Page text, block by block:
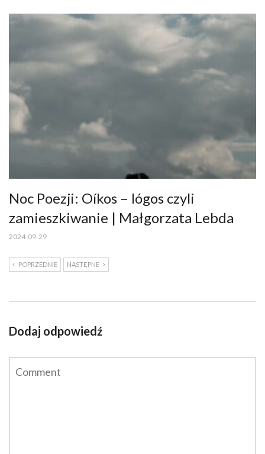
Noc Poezji: Oíkos – lógos czyli
zamieszkiwanie | Małgorzata Lebda
2024-09-29
POPRZEDNIE NASTĘPNE
Dodaj odpowiedź